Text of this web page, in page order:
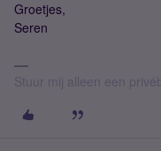
Groetjes,
Seren
Stuur mij alleen een